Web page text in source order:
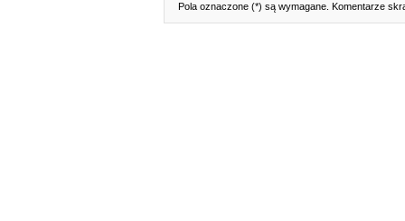
Pola oznaczone (*) są wymagane. Komentarze